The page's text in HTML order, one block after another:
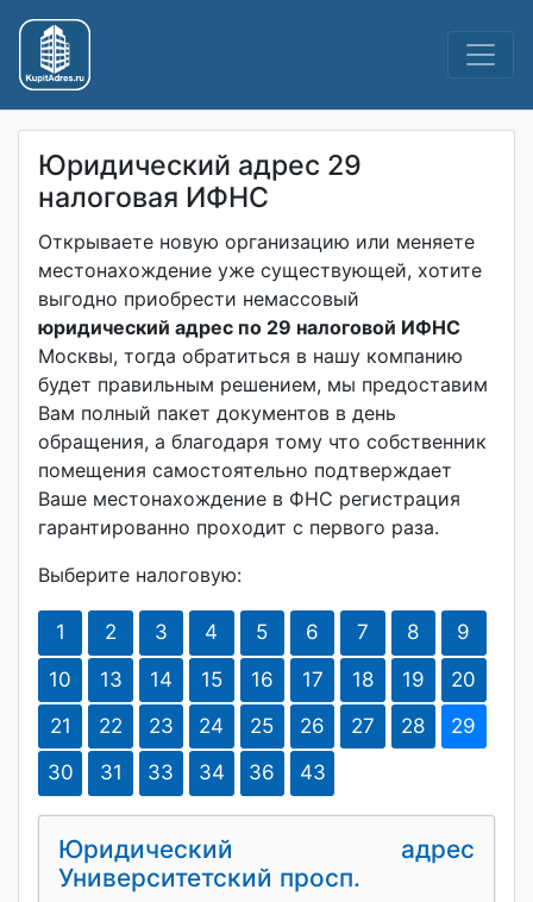
Перейти
содержанию
Юридический адрес 29
налоговая ИФНС
Открываете новую организацию или меняете
местонахождение уже существующей, хотите
выгодно приобрести немассовый
юридический адрес по 29 налоговой ИФНС
Москвы, тогда обратиться в нашу компанию
будет правильным решением, мы предоставим
Вам полный пакет документов в день
обращения, а благодаря тому что собственник
помещения самостоятельно подтверждает
Ваше местонахождение в ФНС регистрация
гарантированно проходит с первого раза.
Выберите налоговую:
1 2 3 4 5 6 7 8
9
10
13 14 15 16 17 18 19
20
21
22 23 24 25 26 27 28
29
30
31 33 34 36 43
Юридический адрес
Университетский просп.